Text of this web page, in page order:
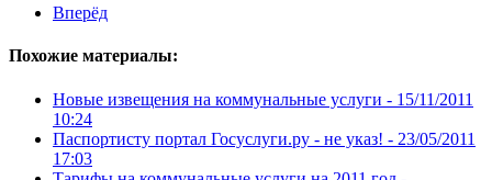
Вперёд
Похожие материалы:
Новые извещения на коммунальные услуги - 15/11/2011
10:24
Паспортисту портал Госуслуги.ру - не указ! - 23/05/2011
17:03